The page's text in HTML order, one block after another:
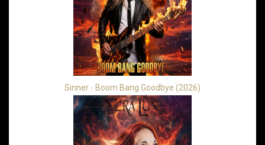
Sinner - Boom Bang Goodbye (2026)